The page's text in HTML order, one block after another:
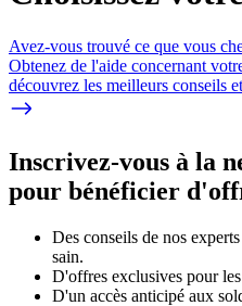
Avez-vous trouvé ce que vous
Obtenez de l'aide concernant
découvrez les meilleurs conseils
Inscrivez-vous à la
pour bénéficier
Des conseils de nos
sain.
D'offres exclusives pour
D'un accès anticipé aux